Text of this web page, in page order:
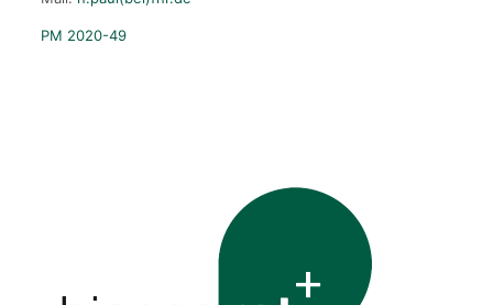
PM 2020-49